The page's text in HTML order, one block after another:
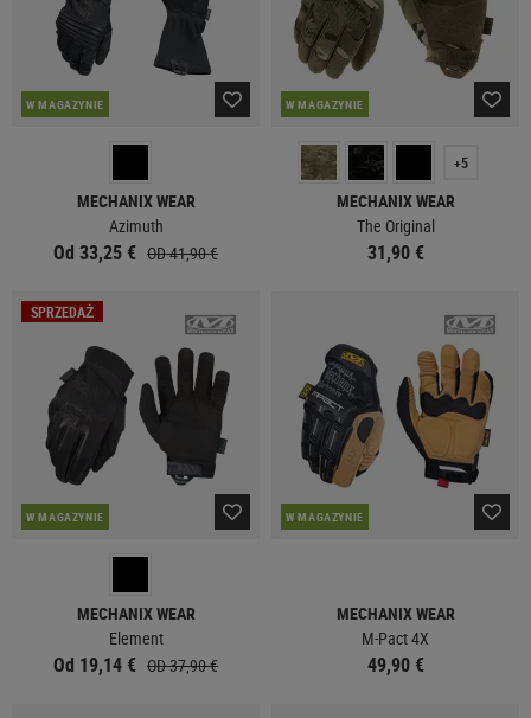
W MAGAZYNIE
MECHANIX WEAR
Azimuth
Od 33,25 € OD 41,90 €
W MAGAZYNIE
+5
MECHANIX WEAR
The Original
31,90 €
SPRZEDAŻ
W MAGAZYNIE
MECHANIX WEAR
Element
Od 19,14 € OD 37,90 €
W MAGAZYNIE
MECHANIX WEAR
M-Pact 4X
49,90 €